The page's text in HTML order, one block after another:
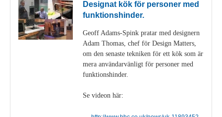
Designat kök för personer med
funktionshinder.
Geoff Adams-Spink pratar med designern
Adam Thomas, chef för Design Matters,
om den senaste tekniken för ett kök som är
mera användarvänligt för personer med
funktionshinder.
Se videon här: